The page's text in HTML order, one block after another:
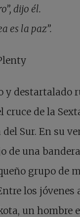
dijo él.
es la paz”.
y destartalado
cruce de la
del Sur. En su
de una
grupo de
los
un hombre